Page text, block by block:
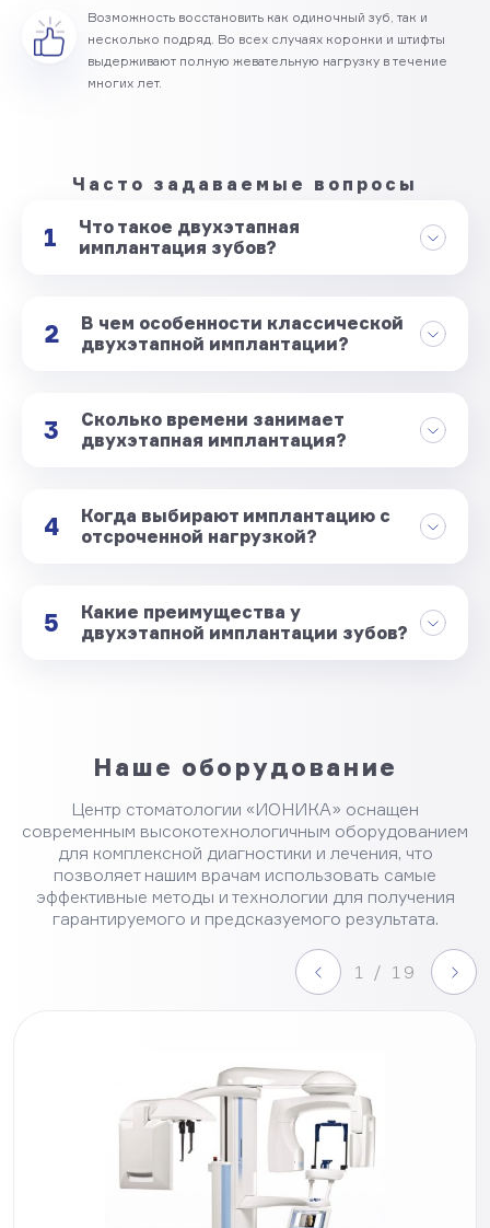
Возможность восстановить как одиночный зуб, так и
несколько подряд. Во всех случаях коронки и штифты
выдерживают полную жевательную нагрузку в течение
многих лет.
Часто задаваемые вопросы
1
Что такое двухэтапная
имплантация зубов?
2
В чем особенности классической
двухэтапной имплантации?
3
Сколько времени занимает
двухэтапная имплантация?
4
Когда выбирают имплантацию с
отсроченной нагрузкой?
5
Какие преимущества у
двухэтапной имплантации зубов?
Наше оборудование
Центр стоматологии «ИОНИКА» оснащен
современным высокотехнологичным оборудованием
для комплексной диагностики и лечения, что
позволяет нашим врачам использовать самые
эффективные методы и технологии для получения
гарантируемого и предсказуемого результата.
1 / 19